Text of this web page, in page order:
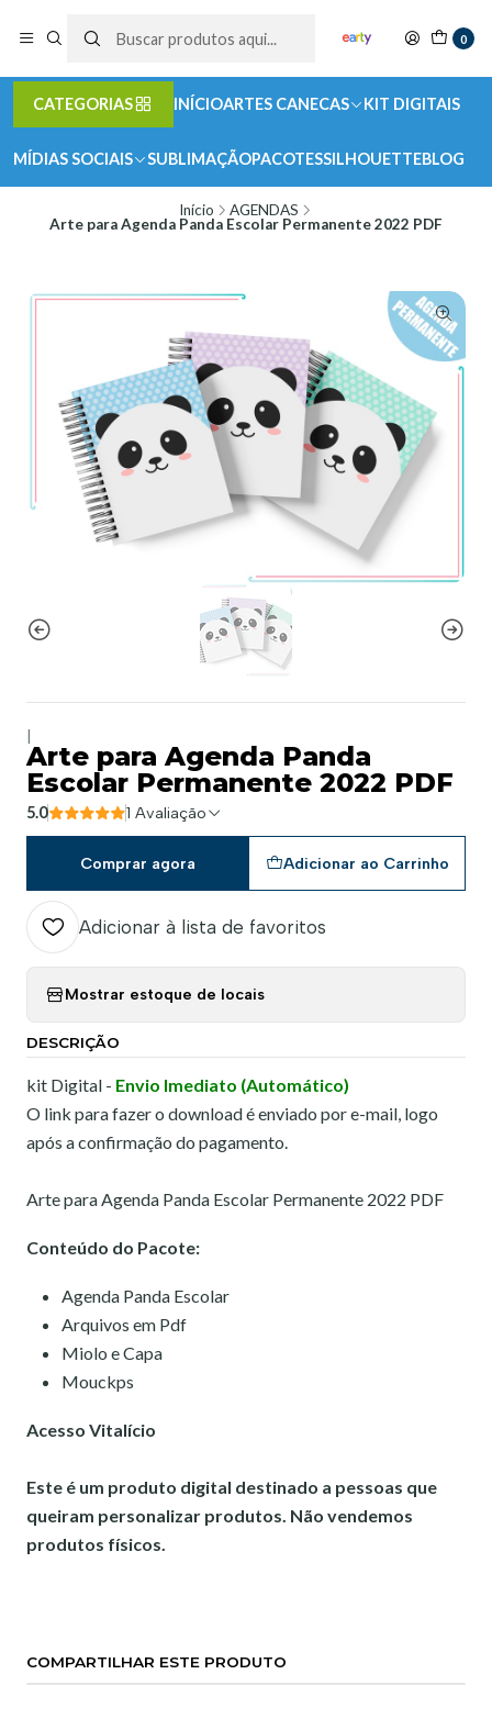
0
CATEGORIAS INÍCIOARTES CANECAS KIT DIGITAIS
MÍDIAS SOCIAIS SUBLIMAÇÃOPACOTESSILHOUETTEBLOG
Início
AGENDAS
Arte para Agenda Panda Escolar Permanente 2022 PDF
Arte para Agenda Panda
Escolar Permanente 2022 PDF
5.0 1 Avaliação
Adicionar ao Carrinho
Comprar agora
Adicionar à lista de favoritos
Mostrar estoque de locais
DESCRIÇÃO
kit Digital - Envio Imediato (Automático)
O link para fazer o download é enviado por e-mail, logo
após a confirmação do pagamento.
Arte para Agenda Panda Escolar Permanente 2022 PDF
Conteúdo do Pacote:
Agenda Panda Escolar
Arquivos em Pdf
Miolo e Capa
Mouckps
Acesso Vitalício
Este é um produto digital destinado a pessoas que
queiram personalizar produtos. Não vendemos
produtos físicos.
COMPARTILHAR ESTE PRODUTO